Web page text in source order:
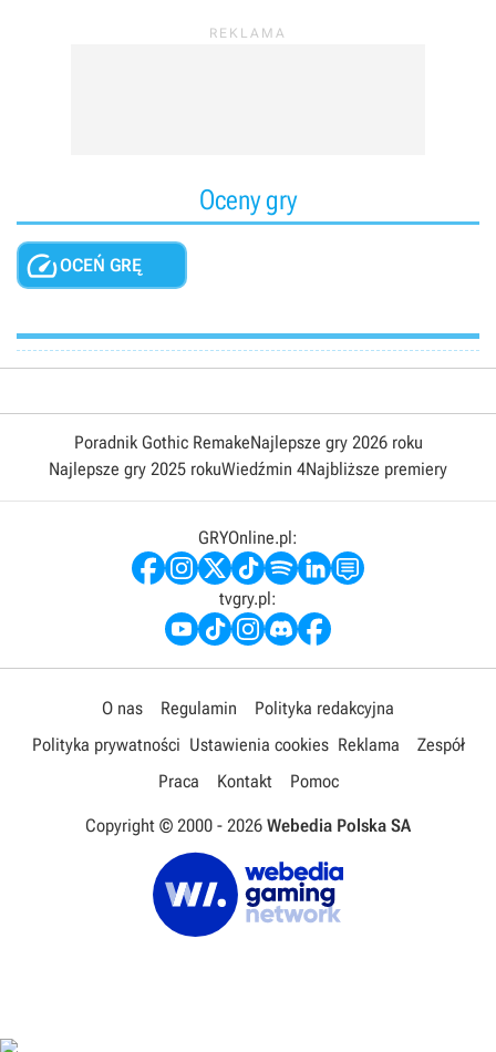
Oceny gry
OCEŃ GRĘ
Poradnik Gothic RemakeNajlepsze gry 2026 roku
Najlepsze gry 2025 rokuWiedźmin 4Najbliższe premiery
GRYOnline.pl:
tvgry.pl:
O nas Regulamin
Polityka redakcyjna
Polityka prywatności Ustawienia cookies Reklama
Zespół
Praca
Kontakt Pomoc
Copyright © 2000 - 2026 Webedia Polska SA